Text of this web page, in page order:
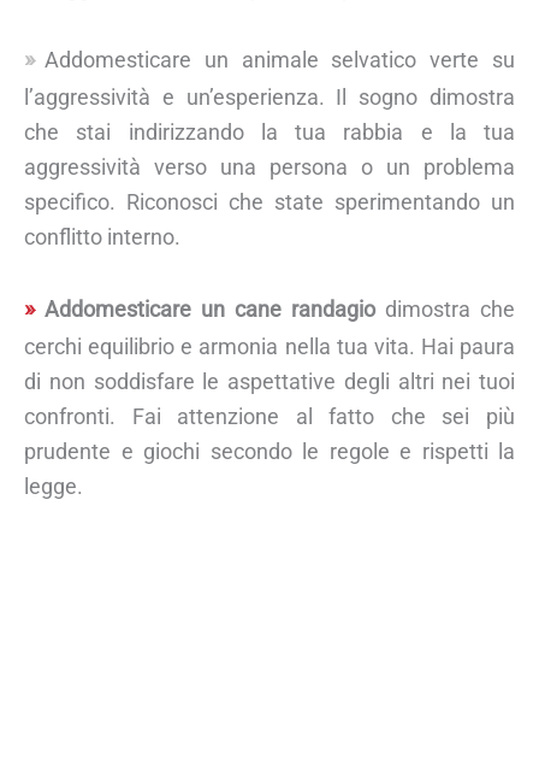
Addomesticare un animale selvatico verte su
l’aggressività e un’esperienza. Il sogno dimostra
che stai indirizzando la tua rabbia e la tua
aggressività verso una persona o un problema
specifico. Riconosci che state sperimentando un
conflitto interno.
Addomesticare un cane randagiodimostra che
cerchi equilibrio e armonia nella tua vita. Hai paura
di non soddisfare le aspettative degli altri nei tuoi
confronti. Fai attenzione al fatto che sei più
prudente e giochi secondo le regole e rispetti la
legge.